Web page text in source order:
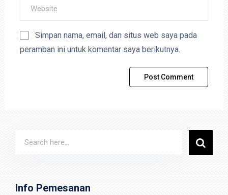
Simpan nama, email, dan situs web saya pada
peramban ini untuk komentar saya berikutnya.
Info Pemesanan